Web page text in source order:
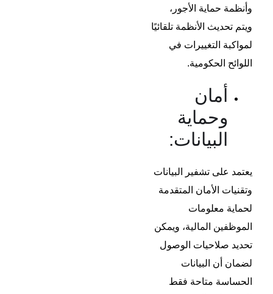
وأنظمة حماية الأجور،
ويتم تحديث الأنظمة تلقائيًا
لمواكبة التغييرات في
اللوائح الحكومية.
أمان
وحماية
البيانات:
يعتمد على تشفير البيانات
وتقنيات الأمان المتقدمة
لحماية معلومات
الموظفين المالية، ويمكن
تحديد صلاحيات الوصول
لضمان أن البيانات
الحساسة متاحة فقط